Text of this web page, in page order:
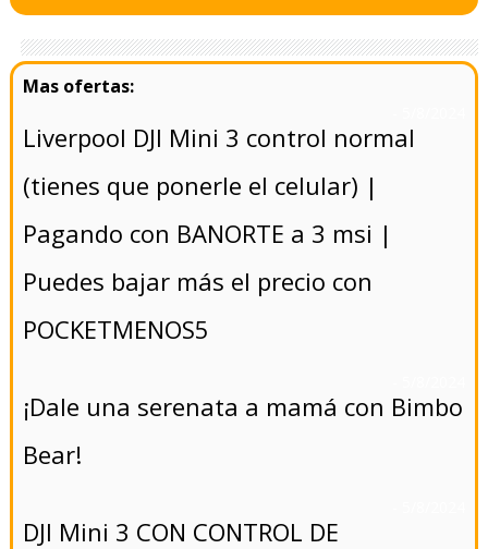
Liverpool DJI Mini 3 control normal
(tienes que ponerle el celular) |
Pagando con BANORTE a 3 msi |
Puedes bajar más el precio con
POCKETMENOS5
¡Dale una serenata a mamá con Bimbo
Bear!
DJI Mini 3 CON CONTROL DE